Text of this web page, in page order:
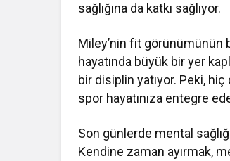
sağlığına da katkı sağlıyor.
Miley’nin fit görünümünün
hayatında büyük bir yer
bir disiplin yatıyor. Peki, hiç
spor hayatınıza entegre
Son günlerde mental
Kendine zaman ayırmak,